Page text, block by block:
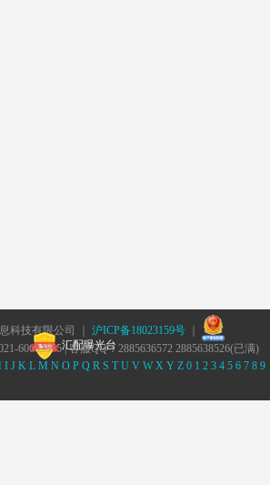
科技有限公司 ｜ 沪ICP备18023159号｜
汇配曝光台
60693555 | 客服QQ：2885636572 2885638526(已满)
I J K L M N O P Q R S T U V W X Y Z 0 1 2 3 4 5 6 7 8 9